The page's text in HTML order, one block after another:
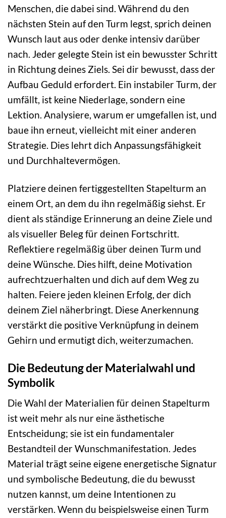
Menschen, die dabei sind. Während du den
nächsten Stein auf den Turm legst, sprich deinen
Wunsch laut aus oder denke intensiv darüber
nach. Jeder gelegte Stein ist ein bewusster Schritt
in Richtung deines Ziels. Sei dir bewusst, dass der
Aufbau Geduld erfordert. Ein instabiler Turm, der
umfällt, ist keine Niederlage, sondern eine
Lektion. Analysiere, warum er umgefallen ist, und
baue ihn erneut, vielleicht mit einer anderen
Strategie. Dies lehrt dich Anpassungsfähigkeit
und Durchhaltevermögen.
Platziere deinen fertiggestellten Stapelturm an
einem Ort, an dem du ihn regelmäßig siehst. Er
dient als ständige Erinnerung an deine Ziele und
als visueller Beleg für deinen Fortschritt.
Reflektiere regelmäßig über deinen Turm und
deine Wünsche. Dies hilft, deine Motivation
aufrechtzuerhalten und dich auf dem Weg zu
halten. Feiere jeden kleinen Erfolg, der dich
deinem Ziel näherbringt. Diese Anerkennung
verstärkt die positive Verknüpfung in deinem
Gehirn und ermutigt dich, weiterzumachen.
Die Bedeutung der Materialwahl und
Symbolik
Die Wahl der Materialien für deinen Stapelturm
ist weit mehr als nur eine ästhetische
Entscheidung; sie ist ein fundamentaler
Bestandteil der Wunschmanifestation. Jedes
Material trägt seine eigene energetische Signatur
und symbolische Bedeutung, die du bewusst
nutzen kannst, um deine Intentionen zu
verstärken. Wenn du beispielsweise einen Turm